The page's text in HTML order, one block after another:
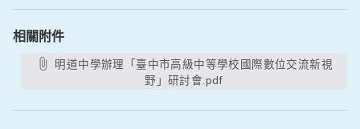
相關附件
野」研討會.pdf